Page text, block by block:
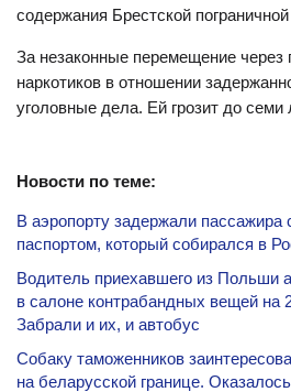
содержания Брестской
За незаконные перемещение через
наркотиков в отношении
уголовные дела. Ей грозит до
Новости по теме:
В аэропорту задержали пассажира
паспортом, который собирался в
Водитель приехавшего из Польши
в салоне контрабандных вещей на
Забрали и их, и автобус
Собаку таможенников
на беларусской границе.